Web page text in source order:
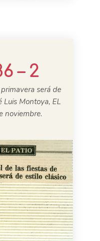
– 2
será de
Luis Montoya, EL
noviembre.